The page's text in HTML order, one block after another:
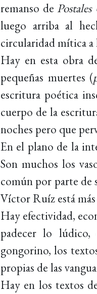
remanso de
luego arriba al
circularidad mítica a
Hay en esta obra
pequeñas muertes (
escritura poética
cuerpo de la
noches pero que
En el plano de la
Son muchos los
común por parte de
Víctor Ruíz está
Hay efectividad,
padecer lo lúdico,
gongorino, los
propias de las
Hay en los textos